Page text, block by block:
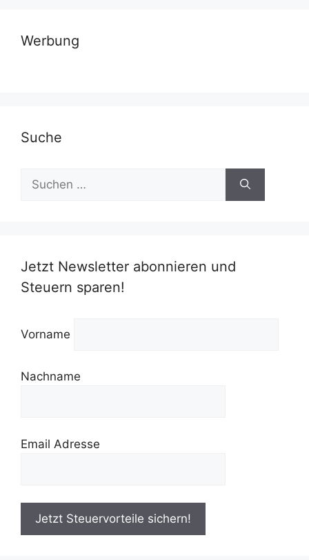
Werbung
Suche
nach:
Jetzt Newsletter abonnieren und
Steuern sparen!
Vorname
Nachname
Email Adresse